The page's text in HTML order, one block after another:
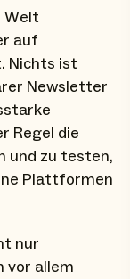
Welt
auf
Nichts ist
Newsletter
Regel die
und zu testen,
Plattformen
nur
vor allem